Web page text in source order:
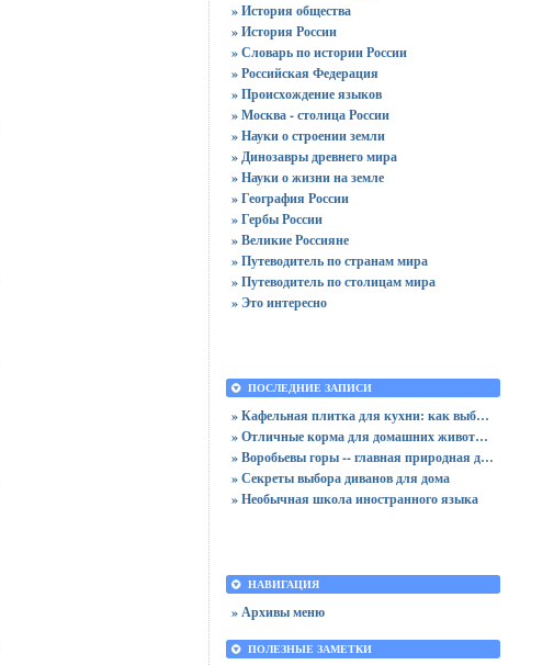
» История общества
» История России
» Словарь по истории России
» Российская Федерация
» Происхождение языков
» Москва - столица России
» Науки о строении земли
» Динозавры древнего мира
» Науки о жизни на земле
» География России
» Гербы России
» Великие Россияне
» Путеводитель по странам мира
» Путеводитель по столицам мира
» Это интересно
ПОСЛЕДНИЕ ЗАПИСИ
» Кафельная плитка для кухни: как выбрать практичную отделку
» Отличные корма для домашних животных
» Воробьевы горы -- главная природная достопримечательность Москвы
» Секреты выбора диванов для дома
» Необычная школа иностранного языка
НАВИГАЦИЯ
» Архивы меню
ПОЛЕЗНЫЕ ЗАМЕТКИ